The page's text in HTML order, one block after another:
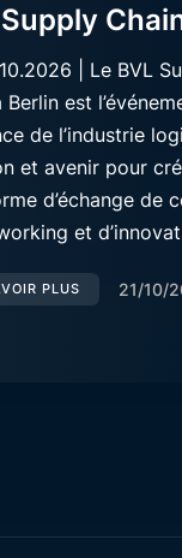
| Le BVL
est
de l’industrie
et avenir pour
d’échange de
et
PLUS 21/10/